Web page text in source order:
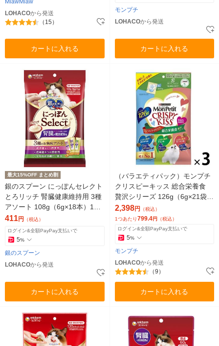
MiawMiaw
LOHACOから発送
（15）
カートに入れる
モンプチ
LOHACOから発送
カートに入れる
最大15%OFF まとめ割
銀のスプーン にっぽんセレクト
とろリッチ 腎臓健康維持用 3種
アソート 108g（6g×18本）1袋
キャットフード おやつ
411円 （税込）
ログイン&全額PayPay支払いで
5%
銀のスプーン
LOHACOから発送
カートに入れる
（バラエティパック）モンプチ
クリスピーキッス 総合栄養食
贅沢シリーズ 126g（6g×21袋）
3袋 キャットフード 猫
2,398円 （税込）
1つあたり799.4円 （税込）
ログイン&全額PayPay支払いで
5%
モンプチ
LOHACOから発送
（9）
カートに入れる